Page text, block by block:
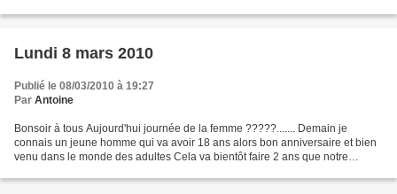
Lundi 8 mars 2010
Publié le 08/03/2010 à 19:27
Par Antoine
Bonsoir à tous Aujourd'hui journée de la femme ?????....... Demain je
connais un jeune homme qui va avoir 18 ans alors bon anniversaire et bien
venu dans le monde des adultes Cela va bientôt faire 2 ans que notre